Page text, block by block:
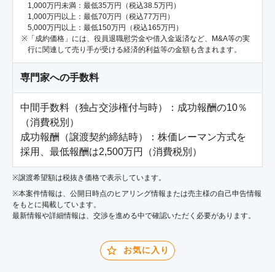
1,000万円未満：最低35万円（税込38.5万円）
1,000万円以上：最低70万円（税込77万円）
5,000万円以上：最低150万円（税込165万円）
「成約価格」には、役員退職慰労金や借入金返済など、M&A等の実
行に関連して売り手が受ける経済的利益等の金額も含まれます。
専門家への手数料
中間手数料（独占交渉権付与時）：成功報酬の10％
（消費税別）
成功報酬（譲渡契約締結時）：株価レーマン方式を
採用、最低報酬は2,500万円（消費税別）
※譲渡希望額は税抜き価格で表示しています。
※本案件情報は、公開日時点のヒアリング情報または売主様の自己申告情報
をもとに掲載しています。
最新情報や詳細情報は、交渉を進める中で確認いただく必要があります。
お気に入り